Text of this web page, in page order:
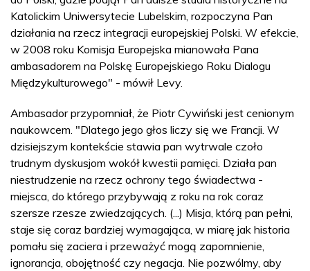
Katolickim Uniwersytecie Lubelskim, rozpoczyna Pan
działania na rzecz integracji europejskiej Polski. W efekcie,
w 2008 roku Komisja Europejska mianowała Pana
ambasadorem na Polskę Europejskiego Roku Dialogu
Międzykulturowego" - mówił Levy.
Ambasador przypomniał, że Piotr Cywiński jest cenionym
naukowcem. "Dlatego jego głos liczy się we Francji. W
dzisiejszym kontekście stawia pan wytrwale czoło
trudnym dyskusjom wokół kwestii pamięci. Działa pan
niestrudzenie na rzecz ochrony tego świadectwa -
miejsca, do którego przybywają z roku na rok coraz
szersze rzesze zwiedzających. (...) Misja, którą pan pełni,
staje się coraz bardziej wymagająca, w miarę jak historia
pomału się zaciera i przeważyć mogą zapomnienie,
ignorancja, obojętność czy negacja. Nie pozwólmy, aby